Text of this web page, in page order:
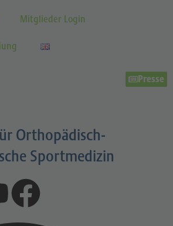
Mitglieder Login
Presse
Orthopädisch-
Sportmedizin